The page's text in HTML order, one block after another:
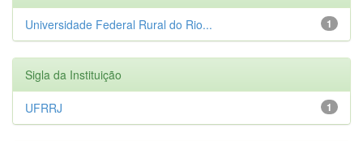
1
Universidade Federal Rural do Rio...
Sigla da Instituição
1
UFRRJ